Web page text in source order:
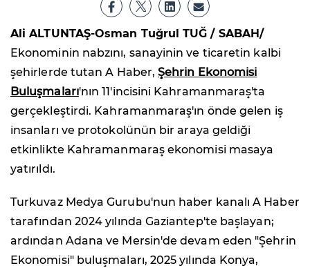
Ali ALTUNTAŞ-Osman Tuğrul TUĞ / SABAH/
Ekonominin nabzını, sanayinin ve ticaretin kalbi
şehirlerde tutan A Haber,Şehrin Ekonomisi
Buluşmaları'nın 11'incisini Kahramanmaraş'ta
gerçekleştirdi. Kahramanmaraş'ın önde gelen iş
insanları ve protokolünün bir araya geldiği
etkinlikte Kahramanmaraş ekonomisi masaya
yatırıldı.
Turkuvaz Medya Gurubu'nun haber kanalı A Haber
tarafından 2024 yılında Gaziantep'te başlayan;
ardından Adana ve Mersin'de devam eden "Şehrin
Ekonomisi" buluşmaları, 2025 yılında Konya,